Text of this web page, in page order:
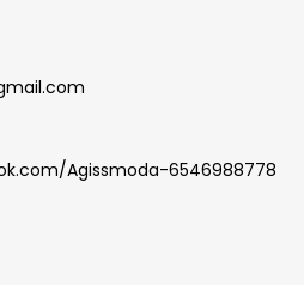
Agissmoda-6546988778